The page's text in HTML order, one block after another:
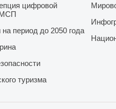
цифровой
МСП
на период до 2050 года
туризма